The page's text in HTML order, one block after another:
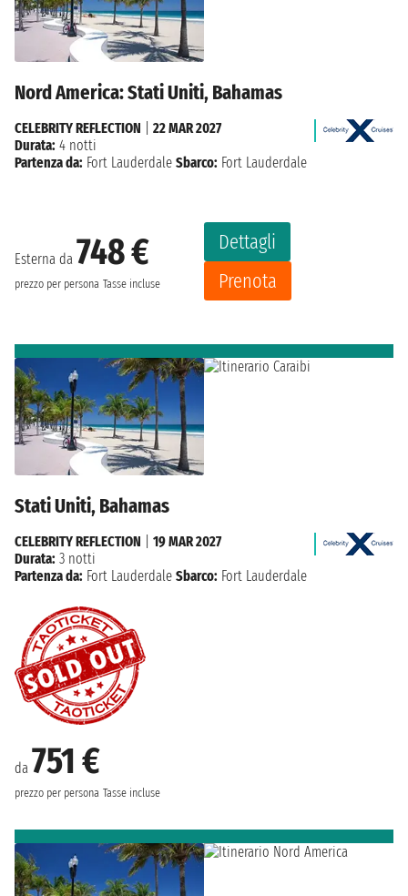
Nord America: Stati Uniti, Bahamas
Esterna da 748 €
prezzo per persona Tasse incluse
Dettagli
Prenota
CELEBRITY REFLECTION
22 MAR 2027
Durata: 4 notti
Partenza da: Fort Lauderdale Sbarco: Fort Lauderdale
Stati Uniti, Bahamas
da 751 €
prezzo per persona Tasse incluse
CELEBRITY REFLECTION
19 MAR 2027
Durata: 3 notti
Partenza da: Fort Lauderdale Sbarco: Fort Lauderdale